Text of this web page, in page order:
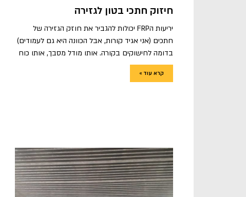
חיזוק חתכי בטון לגזירה
יריעות הFRP יכולות להגביר את חוזק הגזירה של
חתכים (אני אגיד קורות, אבל הכוונה היא גם לעמודים)
בדומה לחישוקים בקורה. אותו מודל מסבך, אותו כוח
קרא עוד »